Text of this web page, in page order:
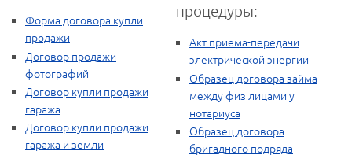
Форма договора купли
продажи
Договор продажи
фотографий
Договор купли продажи
гаража
Договор купли продажи
гаража и земли
процедуры:
Акт приема-передачи
электрической энергии
Образец договора займа
между физ лицами у
нотариуса
Образец договора
бригадного подряда